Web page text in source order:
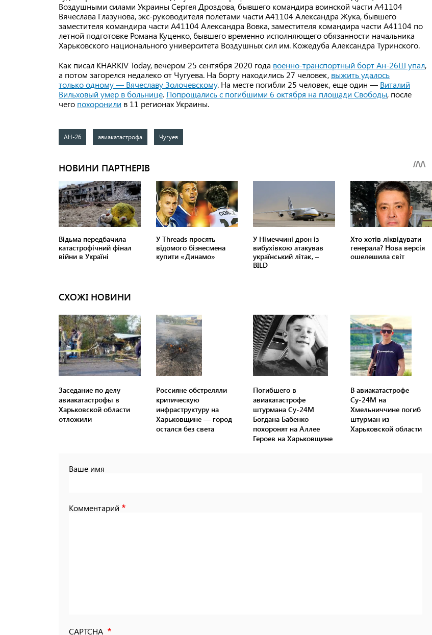
Воздушными силами Украины Сергея Дроздова, бывшего командира воинской части А41104
Вячеслава Глазунова, экс-руководителя полетами части А41104 Александра Жука, бывшего
заместителя командира части А41104 Александра Вовка, заместителя командира части А41104 по
летной подготовке Романа Куценко, бывшего временно исполняющего обязанности начальника
Харьковского национального университета Воздушных сил им. Кожедуба Александра Туринского.
Как писал KHARKIV Today, вечером 25 сентября 2020 года военно-транспортный борт Ан-26Ш упал,
а потом загорелся недалеко от Чугуева. На борту находились 27 человек, выжить удалось
только одному — Вячеславу Золочевскому. На месте погибли 25 человек, еще один — Виталий
Вильховый умер в больнице. Попрощались с погибшими 6 октября на площади Свободы, после
чего похоронили в 11 регионах Украины.
АН-26 авиакатастрофа Чугуев
СХОЖІ НОВИНИ
Заседание по делу
авиакатастрофы в
Харьковской области
отложили
Россияне обстреляли
критическую
инфраструктуру на
Харьковщине — город
остался без света
Погибшего в
авиакатастрофе
штурмана Су-24М
Богдана Бабенко
похоронят на Аллее
Героев на Харьковщине
В авиакатастрофе
Су-24М на
Хмельниччине погиб
штурман из
Харьковской области
Ваше имя
Комментарий
CAPTCHA